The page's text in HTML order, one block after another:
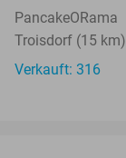
PancakeORama
Troisdorf (15 km)
Verkauft: 316